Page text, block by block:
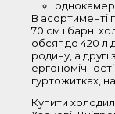
Ширина
44-50
51-55 см
56-60
В асортименті
70 см і барні
обсяг до 420 л
родину, а другі
гуртожитках, на
Купити